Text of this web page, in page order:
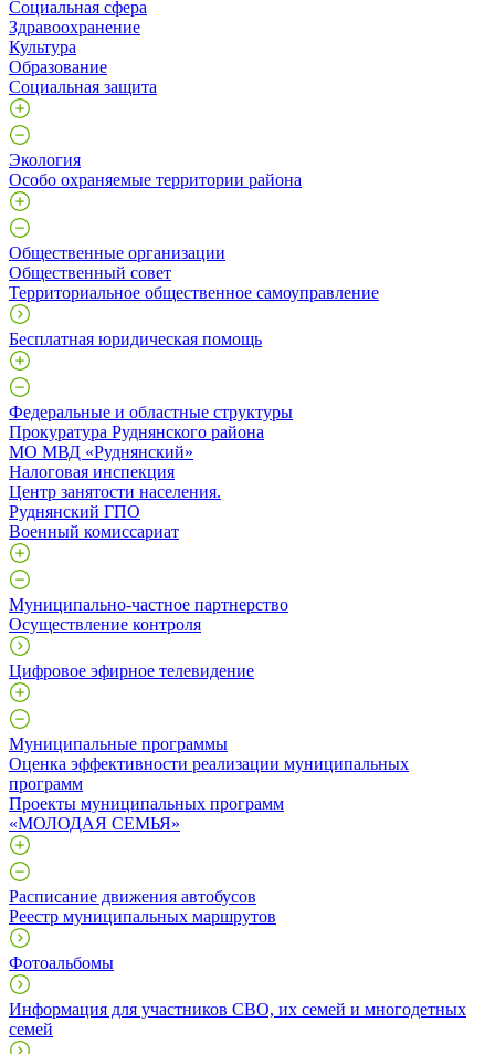
Социальная сфера
Здравоохранение
Культура
Образование
Социальная защита
Экология
Особо охраняемые территории района
Общественные организации
Общественный совет
Территориальное общественное самоуправление
Бесплатная юридическая помощь
Федеральные и областные структуры
Прокуратура Руднянского района
МО МВД «Руднянский»
Налоговая инспекция
Центр занятости населения.
Руднянский ГПО
Военный комиссариат
Муниципально-частное партнерство
Осуществление контроля
Цифровое эфирное телевидение
Муниципальные программы
Оценка эффективности реализации муниципальных
программ
Проекты муниципальных программ
«МОЛОДАЯ СЕМЬЯ»
Расписание движения автобусов
Реестр муниципальных маршрутов
Фотоальбомы
Информация для участников СВО, их семей и многодетных
семей